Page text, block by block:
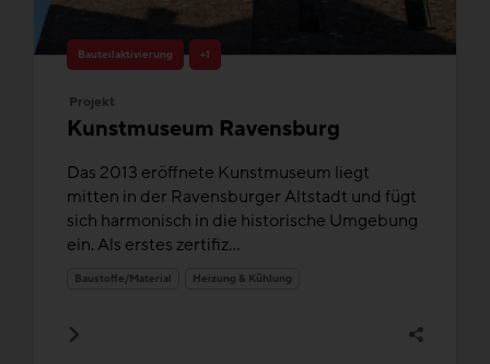
Bauteilaktivierung +1
Projekt
Kunstmuseum Ravensburg
Das 2013 eröffnete Kunstmuseum liegt
mitten in der Ravensburger Altstadt und fügt
sich harmonisch in die historische Umgebung
ein. Als erstes zertifiz...
Baustoffe/Material Heizung & Kühlung